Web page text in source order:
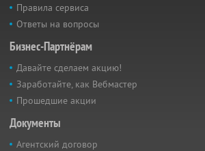
Правила сервиса
Ответы на вопросы
Бизнес-Партнёрам
Давайте сделаем акцию!
Заработайте, как Вебмастер
Прошедшие акции
Документы
Агентский договор